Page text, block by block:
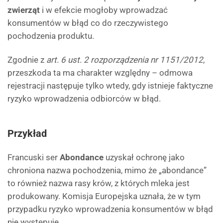
zwierząt i w efekcie mogłoby wprowadzać
konsumentów w błąd co do rzeczywistego
pochodzenia produktu.
Zgodnie z art. 6 ust. 2 rozporządzenia nr 1151/2012,
przeszkoda ta ma charakter względny – odmowa
rejestracji następuje tylko wtedy, gdy istnieje faktyczne
ryzyko wprowadzenia odbiorców w błąd.
Przykład
Francuski ser Abondance uzyskał ochronę jako
chroniona nazwa pochodzenia, mimo że „abondance”
to również nazwa rasy krów, z których mleka jest
produkowany. Komisja Europejska uznała, że w tym
przypadku ryzyko wprowadzenia konsumentów w błąd